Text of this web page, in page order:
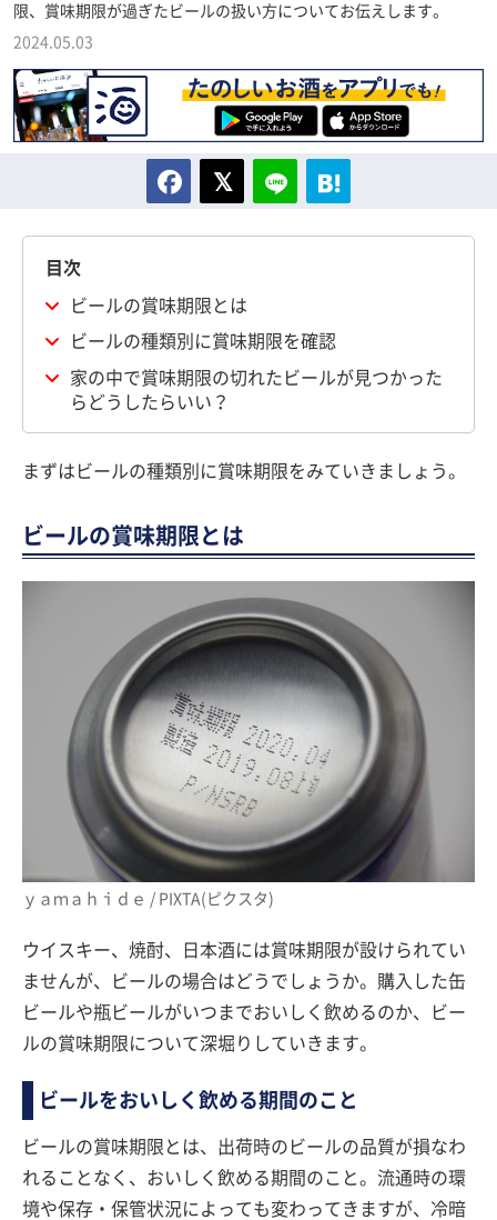
限、賞味期限が過ぎたビールの扱い方についてお伝えします。
2024.05.03
目次
ビールの賞味期限とは
ビールの種類別に賞味期限を確認
家の中で賞味期限の切れたビールが見つかった
らどうしたらいい？
まずはビールの種類別に賞味期限をみていきましょう。
ビールの賞味期限とは
ｙａｍａｈｉｄｅ / PIXTA(ピクスタ)
ウイスキー、焼酎、日本酒には賞味期限が設けられてい
ませんが、ビールの場合はどうでしょうか。購入した缶
ビールや瓶ビールがいつまでおいしく飲めるのか、ビー
ルの賞味期限について深堀りしていきます。
ビールをおいしく飲める期間のこと
ビールの賞味期限とは、出荷時のビールの品質が損なわ
れることなく、おいしく飲める期間のこと。流通時の環
境や保存・保管状況によっても変わってきますが、冷暗